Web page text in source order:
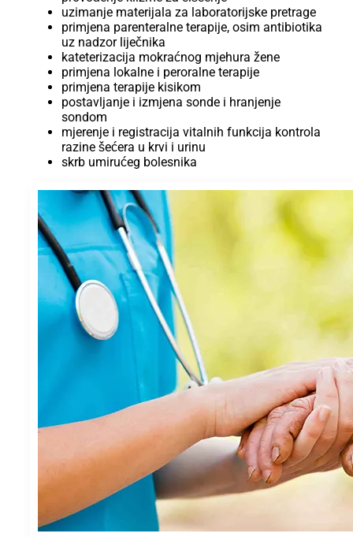
uzimanje materijala za laboratorijske pretrage
primjena parenteralne terapije, osim antibiotika
uz nadzor liječnika
kateterizacija mokraćnog mjehura žene
primjena lokalne i peroralne terapije
primjena terapije kisikom
postavljanje i izmjena sonde i hranjenje
sondom
mjerenje i registracija vitalnih funkcija kontrola
razine šećera u krvi i urinu
skrb umirućeg bolesnika